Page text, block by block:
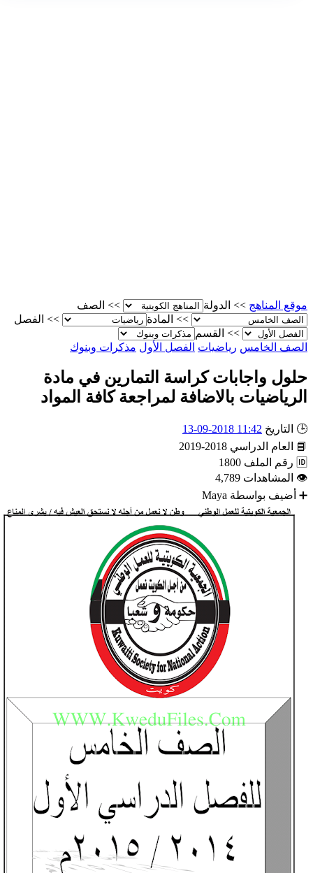
المناهج >> الدولة >> الصف
>> المادة >> الفصل
>> القسم
الخامس رياضيات الفصل الأول مذكرات وبنوك
واجابات كراسة التمارين في مادة
بالاضافة لمراجعة كافة المواد
التاريخ 11:42 2018-09-13
العام الدراسي 2018-2019
رقم الملف 1800
المشاهدات 4,789
أضيف بواسطة Maya